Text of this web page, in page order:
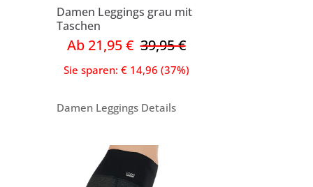
Damen Leggings grau mit
Taschen
Ab 21,95 €39,95 €
Sie sparen: € 14,96 (37%)
Damen Leggings Details